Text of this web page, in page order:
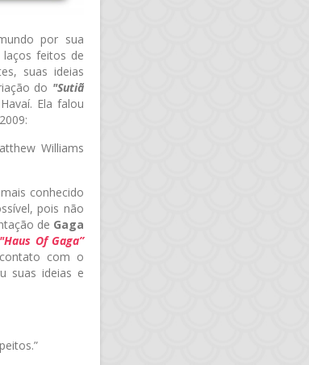
por sua
laços feitos de
suas ideias
do "Sutiã
Ela falou
Williams
conhecido
pois não
de Gaga
"Haus Of Gaga”
com o
suas ideias e